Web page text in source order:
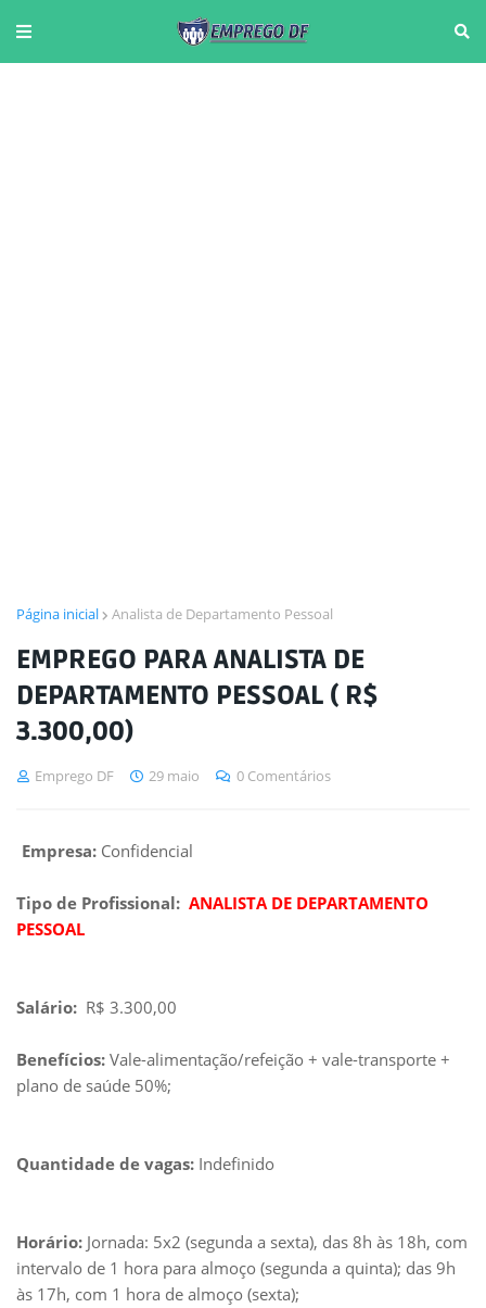
Página inicial Analista de Departamento Pessoal
EMPREGO PARA ANALISTA DE
DEPARTAMENTO PESSOAL ( R$
3.300,00)
Emprego DF 29 maio 0 Comentários
Empresa: Confidencial
Tipo de Profissional: ANALISTA DE DEPARTAMENTO
PESSOAL
Salário: R$ 3.300,00
Benefícios: Vale-alimentação/refeição + vale-transporte +
plano de saúde 50%;
Quantidade de vagas: Indefinido
Horário: Jornada: 5x2 (segunda a sexta), das 8h às 18h, com
intervalo de 1 hora para almoço (segunda a quinta); das 9h
às 17h, com 1 hora de almoço (sexta);